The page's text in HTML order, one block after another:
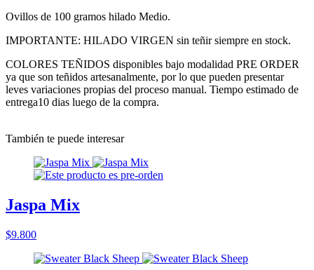
Ovillos de 100 gramos hilado Medio.
IMPORTANTE: HILADO VIRGEN sin teñir siempre en stock.
COLORES TEÑIDOS disponibles bajo modalidad PRE ORDER
ya que son teñidos artesanalmente, por lo que pueden presentar
leves variaciones propias del proceso manual. Tiempo estimado de
entrega10 dias luego de la compra.
También te puede interesar
Jaspa Mix
$9.800